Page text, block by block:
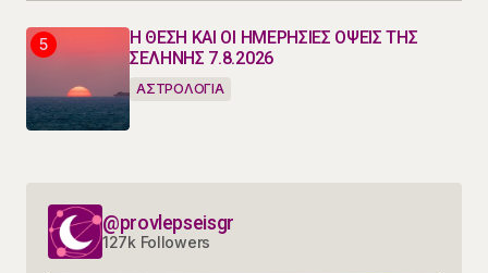
Η ΘΕΣΗ ΚΑΙ ΟΙ ΗΜΕΡΗΣΙΕΣ ΟΨΕΙΣ ΤΗΣ
ΣΕΛΗΝΗΣ 7.8.2026
ΑΣΤΡΟΛΟΓΙΑ
@provlepseisgr
127k Followers